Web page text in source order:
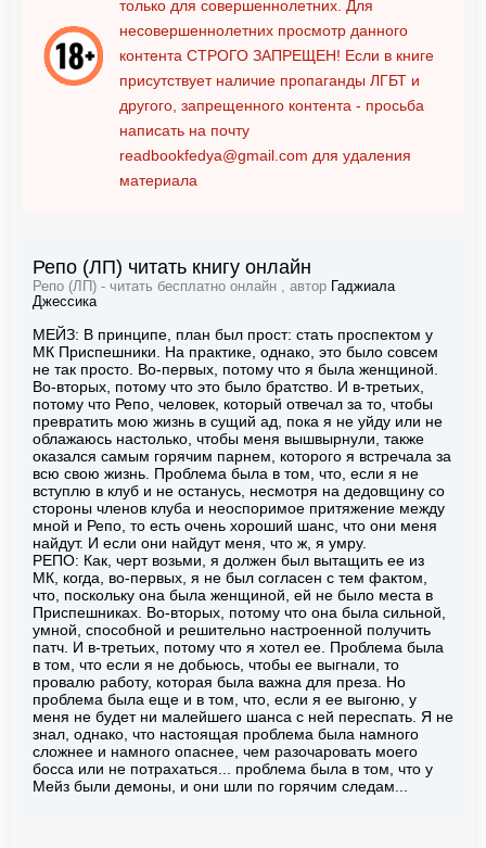
только для совершеннолетних. Для
несовершеннолетних просмотр данного
контента СТРОГО ЗАПРЕЩЕН! Если в книге
присутствует наличие пропаганды ЛГБТ и
другого, запрещенного контента - просьба
написать на почту
readbookfedya@gmail.com для удаления
материала
Репо (ЛП) читать книгу онлайн
Репо (ЛП) - читать бесплатно онлайн , автор
Гаджиала
Джессика
МЕЙЗ: В принципе, план был прост: стать проспектом у
МК Приспешники. На практике, однако, это было совсем
не так просто. Во-первых, потому что я была женщиной.
Во-вторых, потому что это было братство. И в-третьих,
потому что Репо, человек, который отвечал за то, чтобы
превратить мою жизнь в сущий ад, пока я не уйду или не
облажаюсь настолько, чтобы меня вышвырнули, также
оказался самым горячим парнем, которого я встречала за
всю свою жизнь. Проблема была в том, что, если я не
вступлю в клуб и не останусь, несмотря на дедовщину со
стороны членов клуба и неоспоримое притяжение между
мной и Репо, то есть очень хороший шанс, что они меня
найдут. И если они найдут меня, что ж, я умру.
РЕПО: Как, черт возьми, я должен был вытащить ее из
МК, когда, во-первых, я не был согласен с тем фактом,
что, поскольку она была женщиной, ей не было места в
Приспешниках. Во-вторых, потому что она была сильной,
умной, способной и решительно настроенной получить
патч. И в-третьих, потому что я хотел ее. Проблема была
в том, что если я не добьюсь, чтобы ее выгнали, то
провалю работу, которая была важна для преза. Но
проблема была еще и в том, что, если я ее выгоню, у
меня не будет ни малейшего шанса с ней переспать. Я не
знал, однако, что настоящая проблема была намного
сложнее и намного опаснее, чем разочаровать моего
босса или не потрахаться... проблема была в том, что у
Мейз были демоны, и они шли по горячим следам...